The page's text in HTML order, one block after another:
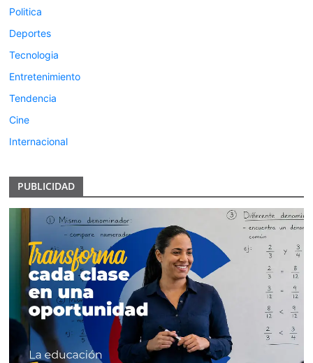
Politica
Deportes
Tecnologia
Entretenimiento
Tendencia
Cine
Internacional
PUBLICIDAD